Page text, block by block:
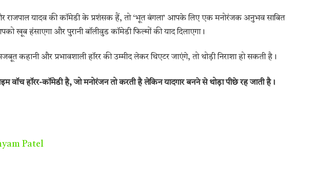
राजपाल यादव की कॉमेडी के प्रशंसक हैं, तो ‘भूत बंगला’ आपके लिए एक मनोरंजक अनुभव साबित
खूब हंसाएगा और पुरानी बॉलीवुड कॉमेडी फिल्मों की याद दिलाएगा।
कहानी और प्रभावशाली हॉरर की उम्मीद लेकर थिएटर जाएंगे, तो थोड़ी निराशा हो सकती है।
वॉच हॉरर-कॉमेडी है, जो मनोरंजन तो करती है लेकिन यादगार बनने से थोड़ा पीछे रह जाती है।
Patel